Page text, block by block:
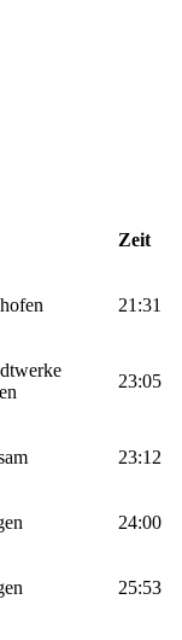
Zeit
21:31
23:05
23:12
24:00
25:53